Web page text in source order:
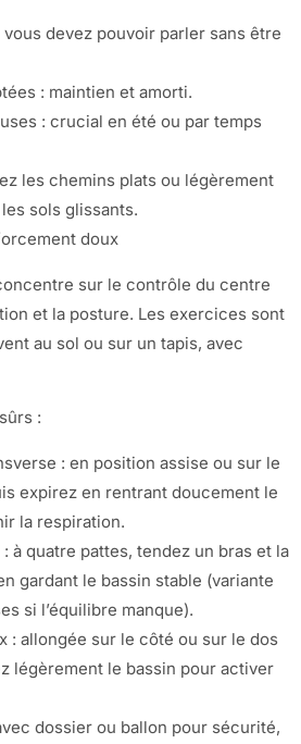
vous devez pouvoir parler sans être
: maintien et amorti.
: crucial en été ou par temps
les chemins plats ou légèrement
sols glissants.
doux
sur le contrôle du centre
et la posture. Les exercices sont
au sol ou sur un tapis, avec
:
: en position assise ou sur le
expirez en rentrant doucement le
la respiration.
à quatre pattes, tendez un bras et la
gardant le bassin stable (variante
si l’équilibre manque).
: allongée sur le côté ou sur le dos
légèrement le bassin pour activer
dossier ou ballon pour sécurité,